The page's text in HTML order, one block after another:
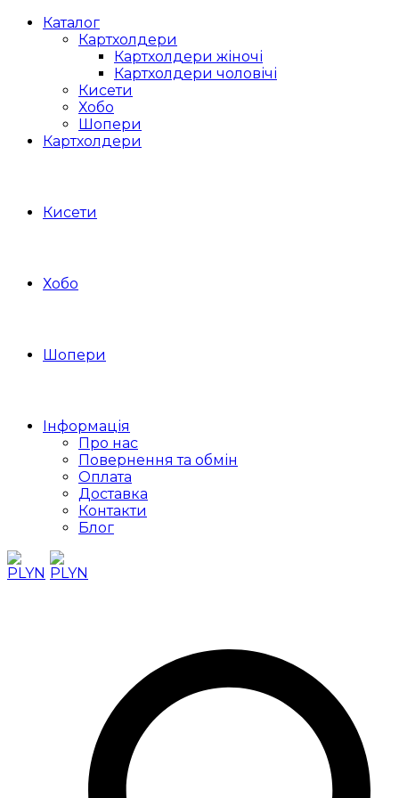
Каталог
Картхолдери
Картхолдери жіночі
Картхолдери чоловічі
Кисети
Хобо
Шопери
Картхолдери
Кисети
Хобо
Шопери
Інформація
Про нас
Повернення та обмін
Оплата
Доставка
Контакти
Блог